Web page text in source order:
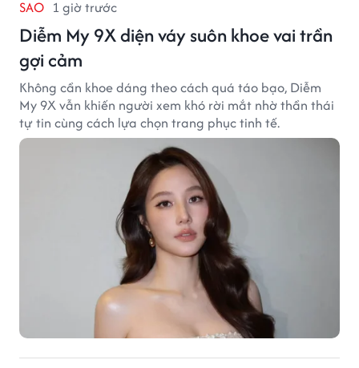
SAO 1 giờ trước
Diễm My 9X diện váy suôn khoe vai trần
gợi cảm
Không cần khoe dáng theo cách quá táo bạo, Diễm
My 9X vẫn khiến người xem khó rời mắt nhờ thần thái
tự tin cùng cách lựa chọn trang phục tinh tế.